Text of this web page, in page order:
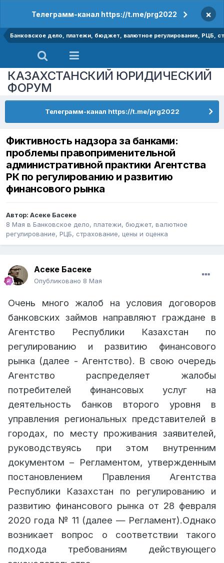
Телеграмм-канал https://t.me/prg2022 ×
Банковское дело, платежи, бюджет, валютное регулирование, РЦБ,
КАЗАХСТАНСКИЙ ЮРИДИЧЕСКИЙ
ФОРУМ
Телеграмм-канал https://t.me/prg2022
Фиктивность надзора за банками:
проблемы правоприменительной
административной практики Агентства
РК по регулированию и развитию
финансового рынка
Автор: Асеке Басеке
8 Мая в Банковское дело, платежи, бюджет, валютное
регулирование, РЦБ, страхование, цены и оценка
Асеке Басеке
Опубликовано 8 Мая
Очень много жалоб на условия договоров
банковских займов направляют граждане в
Агентство Республики Казахстан по
регулированию и развитию финансового
рынка (далее - Агентство). В свою очередь
Агентство распределяет жалобы
потребителей финансовых услуг на
деятельность банков второго уровня в
управления региональных представителей в
городах, по месту проживания заявителей,
руководствуясь при этом внутренним
документом – Регламентом, утвержденным
постановлением Правления Агентства
Республики Казахстан по регулированию и
развитию финансового рынка от 28 февраля
2020 года № 11 (далее — Регламент).Однако
возникает вопрос о соответствии такого
подхода требованиям действующего